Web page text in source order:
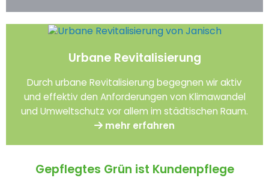
Urbane Revitalisierung
Durch urbane Revitalisierung begegnen wir aktiv
und effektiv den Anforderungen von Klimawandel
und Umweltschutz vor allem im städtischen Raum.
mehr erfahren
Gepflegtes Grün ist Kundenpflege